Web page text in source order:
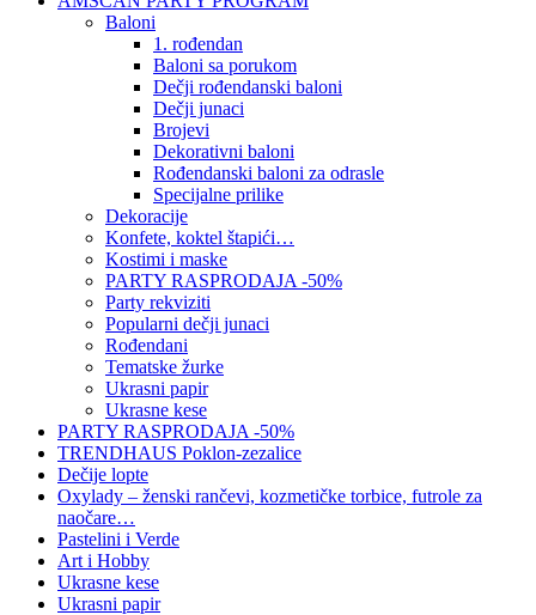
Baloni
1. rođendan
Baloni sa porukom
Dečji rođendanski baloni
Dečji junaci
Brojevi
Dekorativni baloni
Rođendanski baloni za odrasle
Specijalne prilike
Dekoracije
Konfete, koktel štapići…
Kostimi i maske
PARTY RASPRODAJA -50%
Party rekviziti
Popularni dečji junaci
Rođendani
Tematske žurke
Ukrasni papir
Ukrasne kese
PARTY RASPRODAJA -50%
TRENDHAUS Poklon-zezalice
Dečije lopte
Oxylady – ženski rančevi, kozmetičke torbice, futrole za
naočare…
Pastelini i Verde
Art i Hobby
Ukrasne kese
Ukrasni papir